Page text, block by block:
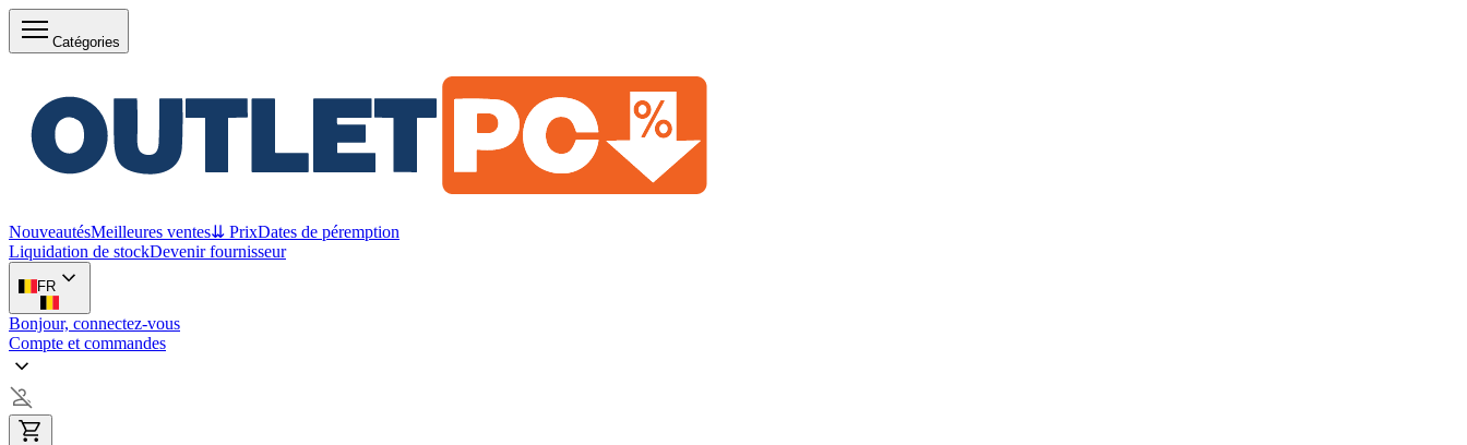
Catégories
NouveautésMeilleures ventes⇊ PrixDates de péremption
Liquidation de stockDevenir fournisseur
FR
Bonjour, connectez-vous
Compte et commandes